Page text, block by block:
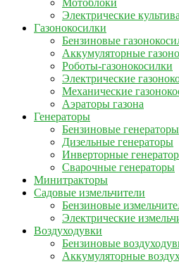
Мотоблоки
Электрические
Газонокосилки
Бензиновые
Аккумуляторные
Роботы-газонокосилки
Электрические
Механические
Аэраторы газона
Генераторы
Бензиновые генераторы
Дизельные генераторы
Инверторные
Сварочные генераторы
Минитракторы
Садовые измельчители
Бензиновые
Электрические
Воздуходувки
Бензиновые
Аккумуляторные